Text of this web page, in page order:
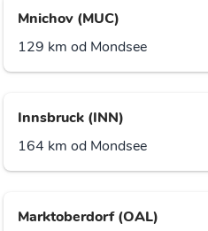
Mnichov (MUC)
129 km od Mondsee
Innsbruck (INN)
164 km od Mondsee
Marktoberdorf (OAL)